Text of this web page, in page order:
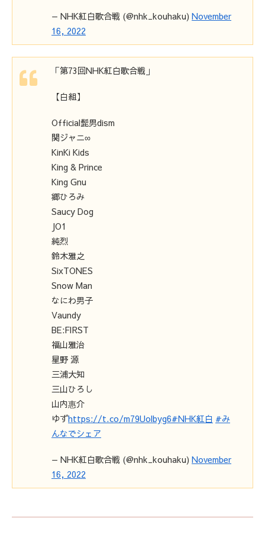
— NHK紅白歌合戦 (@nhk_kouhaku) November
16, 2022
「第73回NHK紅白歌合戦」
【白組】
Official髭男dism
関ジャニ∞
KinKi Kids
King & Prince
King Gnu
郷ひろみ
Saucy Dog
JO1
純烈
鈴木雅之
SixTONES
Snow Man
なにわ男子
Vaundy
BE:FIRST
福山雅治
星野 源
三浦大知
三山ひろし
山内惠介
ゆずhttps://t.co/m79Uolbyg6#NHK紅白 #み
んなでシェア
— NHK紅白歌合戦 (@nhk_kouhaku) November
16, 2022